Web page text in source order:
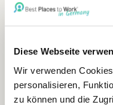
Diese Webseite
Wir verwenden
personalisieren,
zu können und die
Wissenschaftlich ist
soziale Integration als